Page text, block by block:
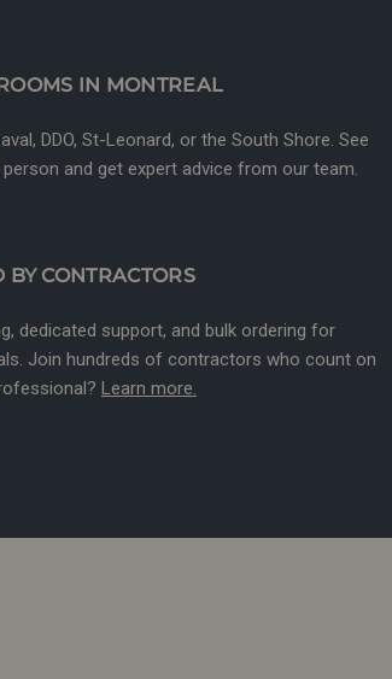
IN MONTREAL
DDO, St-Leonard, or the South Shore. See
and get expert advice from our team.
BY CONTRACTORS
dedicated support, and bulk ordering for
Join hundreds of contractors who count on
Learn more.